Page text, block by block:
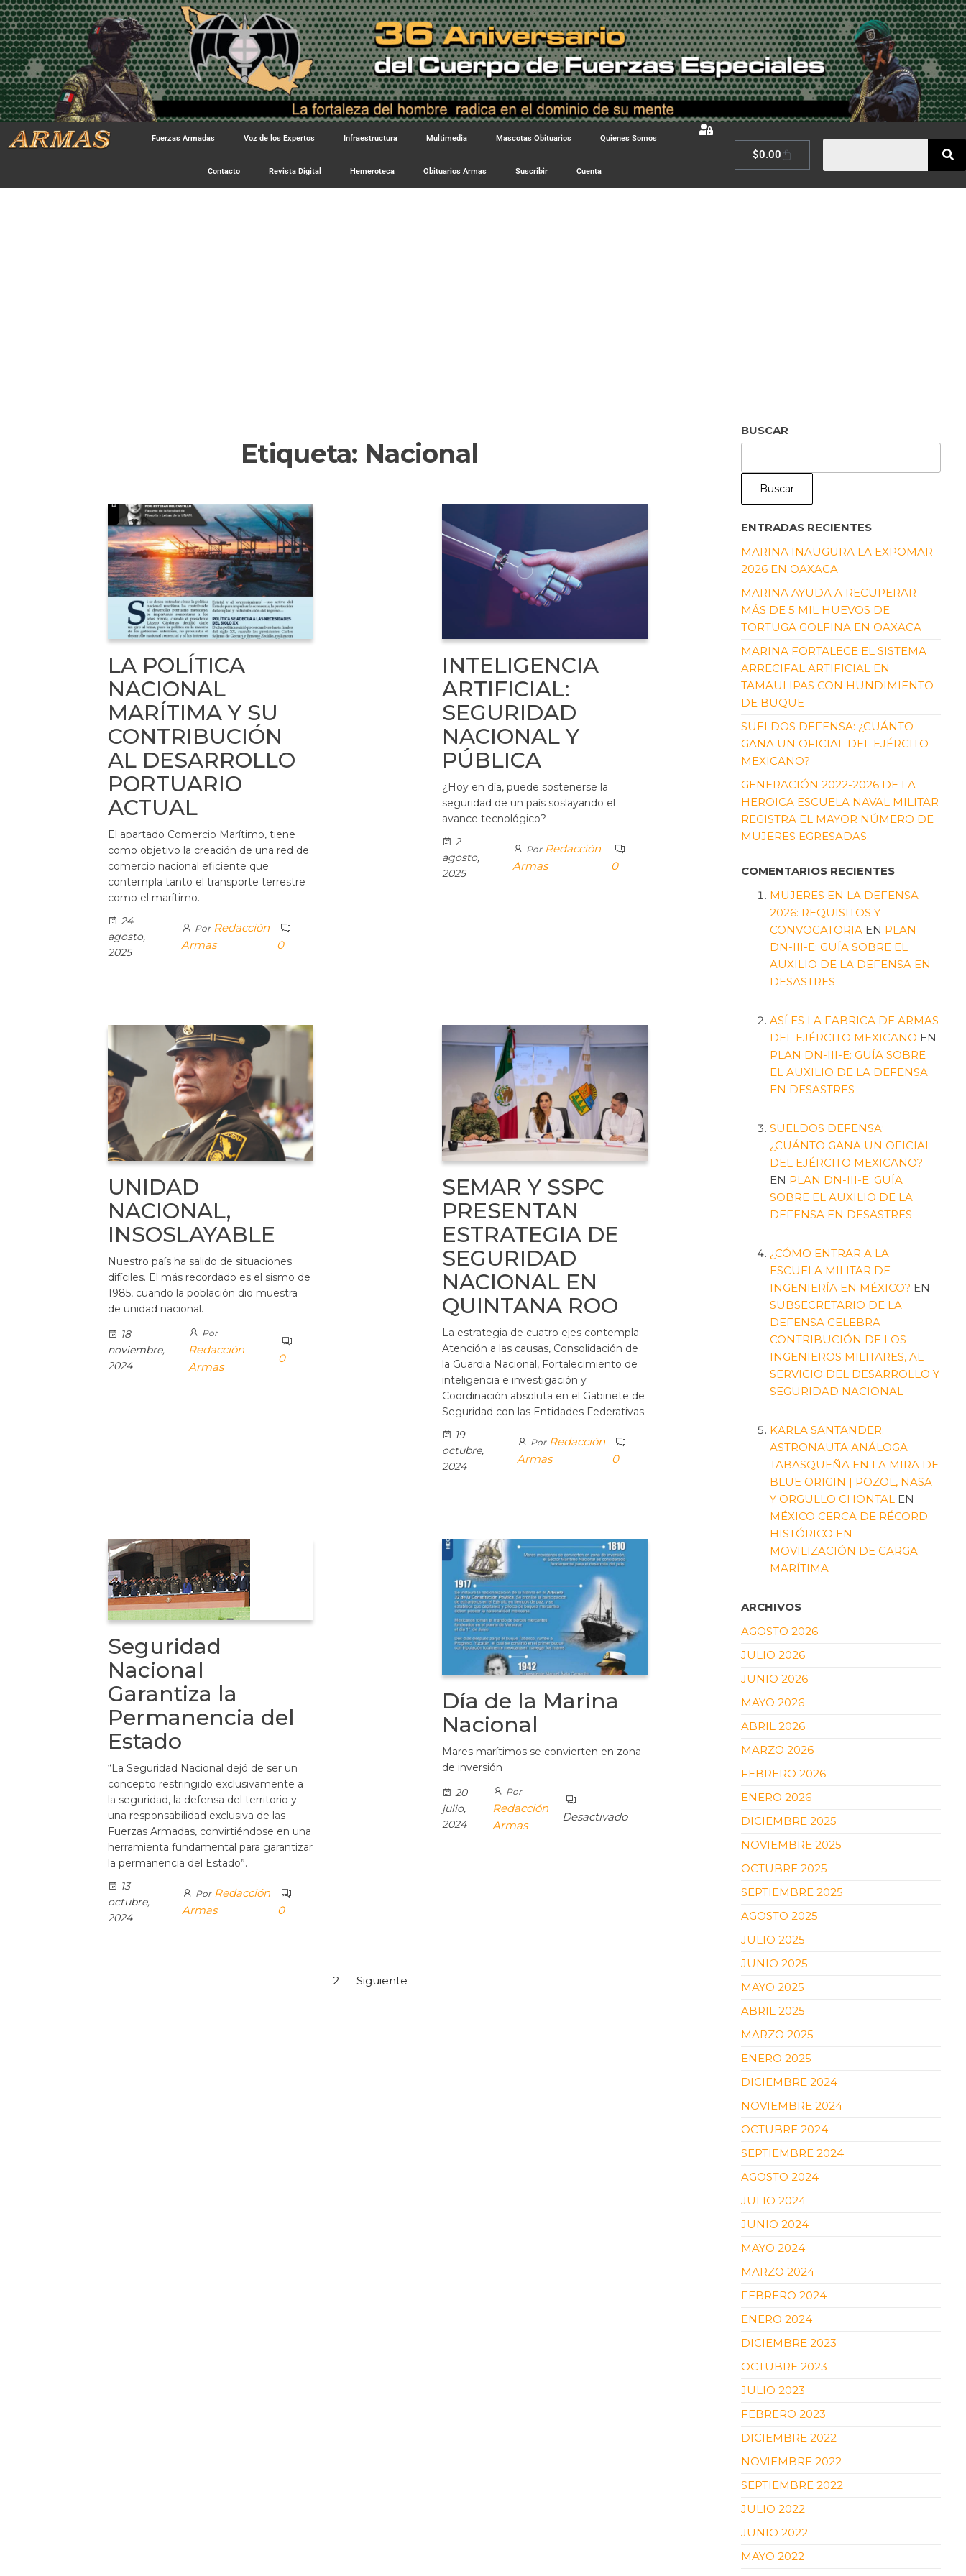
Fuerzas Armadas Voz de los Expertos Infraestructura Multimedia Mascotas Obituarios Quienes Somos
Contacto Revista Digital Hemeroteca Obituarios Armas Suscribir Cuenta
$0.00
Etiqueta: Nacional
LA POLÍTICA
NACIONAL
MARÍTIMA Y SU
CONTRIBUCIÓN
AL DESARROLLO
PORTUARIO
ACTUAL
El apartado Comercio Marítimo, tiene
como objetivo la creación de una red de
comercio nacional eficiente que
contempla tanto el transporte terrestre
como el marítimo.
24
agosto,
2025
Por Redacción
Armas
0
INTELIGENCIA
ARTIFICIAL:
SEGURIDAD
NACIONAL Y
PÚBLICA
¿Hoy en día, puede sostenerse la
seguridad de un país soslayando el
avance tecnológico?
2
agosto,
2025
Por Redacción
Armas
0
UNIDAD
NACIONAL,
INSOSLAYABLE
Nuestro país ha salido de situaciones
difíciles. El más recordado es el sismo de
1985, cuando la población dio muestra
de unidad nacional.
18
noviembre,
2024
Por
Redacción
Armas
0
SEMAR Y SSPC
PRESENTAN
ESTRATEGIA DE
SEGURIDAD
NACIONAL EN
QUINTANA ROO
La estrategia de cuatro ejes contempla:
Atención a las causas, Consolidación de
la Guardia Nacional, Fortalecimiento de
inteligencia e investigación y
Coordinación absoluta en el Gabinete de
Seguridad con las Entidades Federativas.
19
octubre,
2024
Por Redacción
Armas
0
Seguridad
Nacional
Garantiza la
Permanencia del
Estado
“La Seguridad Nacional dejó de ser un
concepto restringido exclusivamente a
la seguridad, la defensa del territorio y
una responsabilidad exclusiva de las
Fuerzas Armadas, convirtiéndose en una
herramienta fundamental para garantizar
la permanencia del Estado”.
13
octubre,
2024
Por Redacción
Armas
0
Día de la Marina
Nacional
Mares marítimos se convierten en zona
de inversión
20
julio,
2024
Por
Redacción
Armas
Desactivado
2 Siguiente
BUSCAR
Buscar
ENTRADAS RECIENTES
MARINA INAUGURA LA EXPOMAR
2026 EN OAXACA
MARINA AYUDA A RECUPERAR
MÁS DE 5 MIL HUEVOS DE
TORTUGA GOLFINA EN OAXACA
MARINA FORTALECE EL SISTEMA
ARRECIFAL ARTIFICIAL EN
TAMAULIPAS CON HUNDIMIENTO
DE BUQUE
SUELDOS DEFENSA: ¿CUÁNTO
GANA UN OFICIAL DEL EJÉRCITO
MEXICANO?
GENERACIÓN 2022-2026 DE LA
HEROICA ESCUELA NAVAL MILITAR
REGISTRA EL MAYOR NÚMERO DE
MUJERES EGRESADAS
COMENTARIOS RECIENTES
MUJERES EN LA DEFENSA
2026: REQUISITOS Y
CONVOCATORIA EN PLAN
DN-III-E: GUÍA SOBRE EL
AUXILIO DE LA DEFENSA EN
DESASTRES
ASÍ ES LA FABRICA DE ARMAS
DEL EJÉRCITO MEXICANO EN
PLAN DN-III-E: GUÍA SOBRE
EL AUXILIO DE LA DEFENSA
EN DESASTRES
SUELDOS DEFENSA:
¿CUÁNTO GANA UN OFICIAL
DEL EJÉRCITO MEXICANO?
EN PLAN DN-III-E: GUÍA
SOBRE EL AUXILIO DE LA
DEFENSA EN DESASTRES
¿CÓMO ENTRAR A LA
ESCUELA MILITAR DE
INGENIERÍA EN MÉXICO? EN
SUBSECRETARIO DE LA
DEFENSA CELEBRA
CONTRIBUCIÓN DE LOS
INGENIEROS MILITARES, AL
SERVICIO DEL DESARROLLO Y
SEGURIDAD NACIONAL
KARLA SANTANDER:
ASTRONAUTA ANÁLOGA
TABASQUEÑA EN LA MIRA DE
BLUE ORIGIN | POZOL, NASA
Y ORGULLO CHONTAL EN
MÉXICO CERCA DE RÉCORD
HISTÓRICO EN
MOVILIZACIÓN DE CARGA
MARÍTIMA
ARCHIVOS
AGOSTO 2026
JULIO 2026
JUNIO 2026
MAYO 2026
ABRIL 2026
MARZO 2026
FEBRERO 2026
ENERO 2026
DICIEMBRE 2025
NOVIEMBRE 2025
OCTUBRE 2025
SEPTIEMBRE 2025
AGOSTO 2025
JULIO 2025
JUNIO 2025
MAYO 2025
ABRIL 2025
MARZO 2025
ENERO 2025
DICIEMBRE 2024
NOVIEMBRE 2024
OCTUBRE 2024
SEPTIEMBRE 2024
AGOSTO 2024
JULIO 2024
JUNIO 2024
MAYO 2024
MARZO 2024
FEBRERO 2024
ENERO 2024
DICIEMBRE 2023
OCTUBRE 2023
JULIO 2023
FEBRERO 2023
DICIEMBRE 2022
NOVIEMBRE 2022
SEPTIEMBRE 2022
JULIO 2022
JUNIO 2022
MAYO 2022